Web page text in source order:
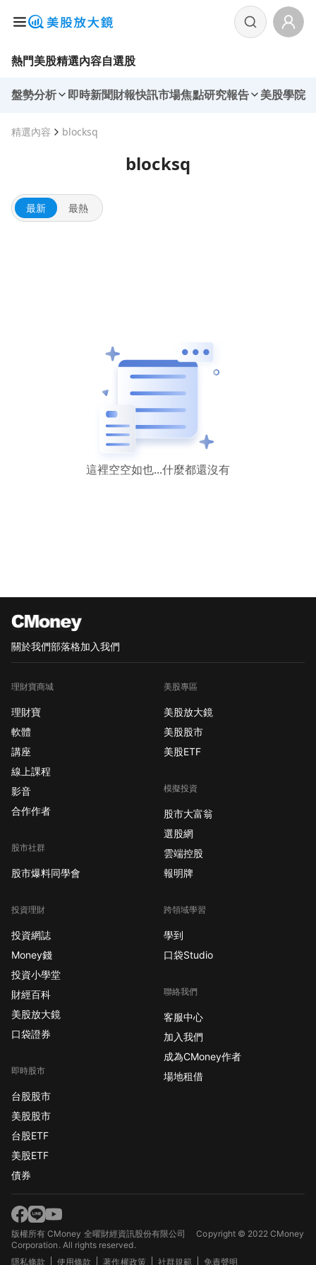
熱門美股精選內容自選股
盤勢分析 即時新聞財報快訊市場焦點研究報告 美股學院
精選內容 blocksq
blocksq
最新 最熱
這裡空空如也...什麼都還沒有
關於我們部落格加入我們
理財寶商城
理財寶
軟體
講座
線上課程
影音
合作作者
股市社群
股市爆料同學會
投資理財
投資網誌
Money錢
投資小學堂
財經百科
美股放大鏡
口袋證券
即時股市
台股股市
美股股市
台股ETF
美股ETF
債券
美股專區
美股放大鏡
美股股市
美股ETF
模擬投資
股市大富翁
選股網
雲端控股
報明牌
跨領域學習
學到
口袋Studio
聯絡我們
客服中心
加入我們
成為CMoney作者
場地租借
版權所有 CMoney 全曜財經資訊股份有限公司Copyright © 2022 CMoney
Corporation. All rights reserved.
隱私條款
使用條款 著作權政策 社群規範 免責聲明